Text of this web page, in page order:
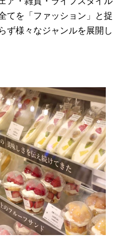
てを「ファッション」と捉
ず様々なジャンルを展開し